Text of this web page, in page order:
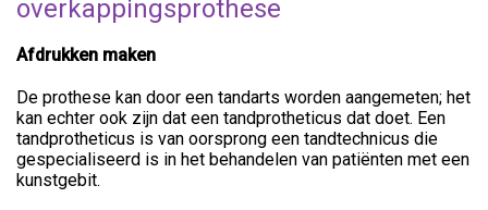
overkappingsprothese
Afdrukken maken
De prothese kan door een tandarts worden aangemeten; het
kan echter ook zijn dat een tandprotheticus dat doet. Een
tandprotheticus is van oorsprong een tandtechnicus die
gespecialiseerd is in het behandelen van patiënten met een
kunstgebit.